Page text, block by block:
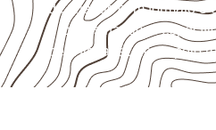
de chapas com formato e
Projetos náuticos
pela ficha técnica e pelo